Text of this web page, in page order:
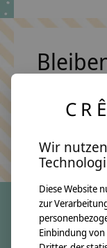
crêpes suzette
Wir
Diese Website
zur
Einbindung